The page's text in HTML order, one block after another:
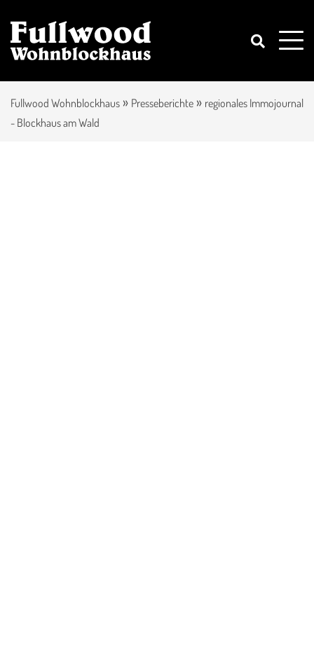
Fullwood Wohnblockhaus » Presseberichte » regionales Immojournal
- Blockhaus am Wald